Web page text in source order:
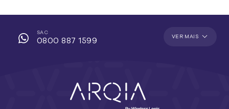
SAC
0800 887 1599 VER MAIS